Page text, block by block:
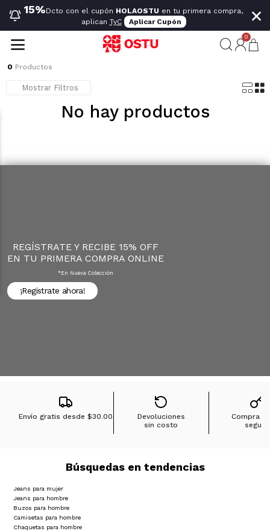
15%Dcto con el cupón HOLAOSTU en tu primera compra,
aplican TyC Aplicar Cupón ×
0
0 Productos
Mostrar Filtros
No hay productos
REGÍSTRATE Y RECIBE 15% OFF
EN TU PRIMERA COMPRA ONLINE
*en Nueva Colección
¡Registrate ahora!
Envío gratis desde$30.00
Devoluciones
sin costo
Compra
segura
Búsquedas en tendencias
Jeans para mujer
Jeans para hombre
Buzos para hombre
Camisetas para hombre
Chaquetas para hombre